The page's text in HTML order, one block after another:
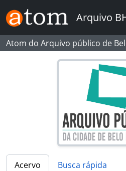
Skip to main content
Arquivo
Atom do Arquivo público de
Acervo
Busca rápida